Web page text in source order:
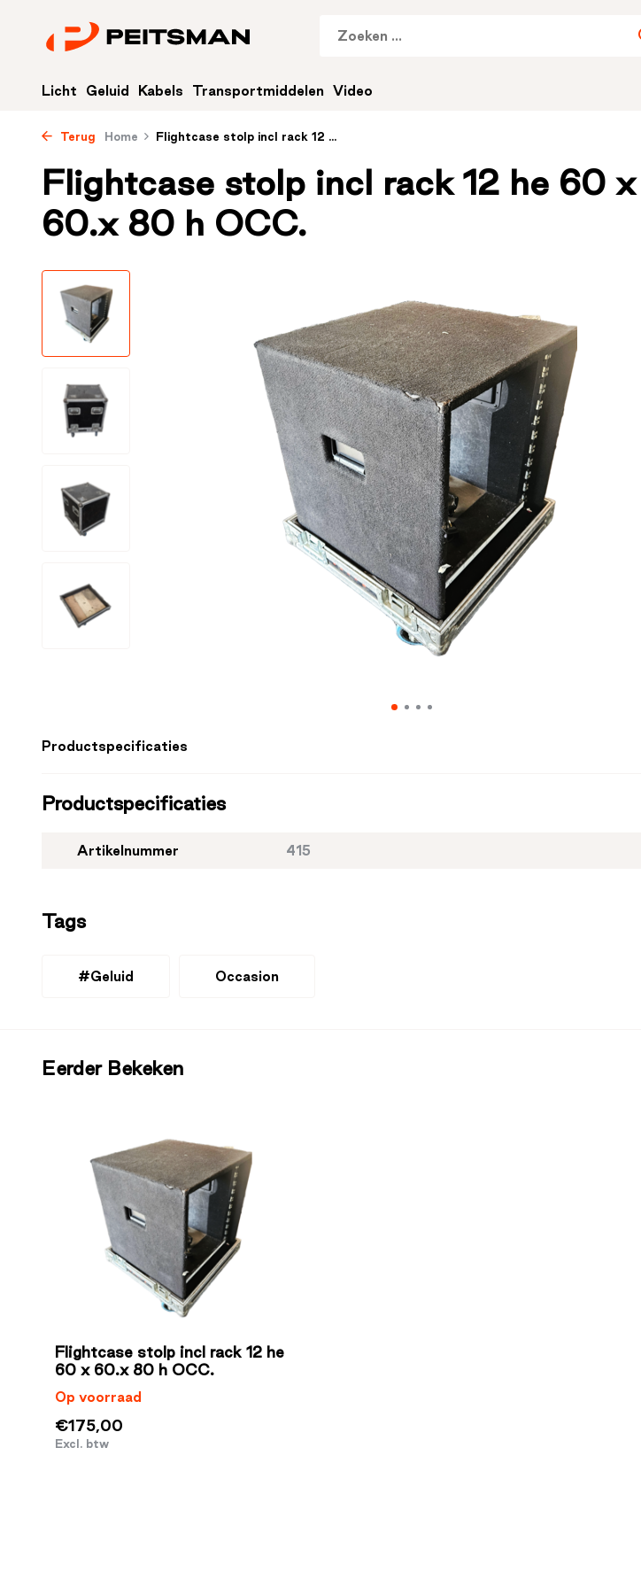
Licht Geluid Kabels Transportmiddelen Video
Terug Home Flightcase stolp incl rack 12 ...
Flightcase stolp incl rack 12 he 60 x
60.x 80 h OCC.
Productspecificaties
Productspecificaties
Artikelnummer 415
Tags
#Geluid Occasion
Eerder Bekeken
Flightcase stolp incl rack 12 he
60 x 60.x 80 h OCC.
Op voorraad
€175,00
Excl. btw